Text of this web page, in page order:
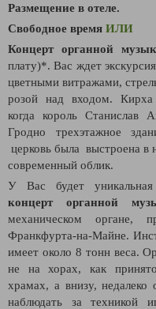
Размещение в отеле.
Свободное время ИЛИ
Концерт органной
плату)*. Вас ждет
цветными витражами,
розой над входом.
когда король Станислав
Гродно трехэтажное
церковь была выстроена в
современный облик.
У Вас будет уникальная
концерт органной
механическом органе,
Франкфурта-на-Майне.
имеет около 8 тонн веса.
не на хорах, как
храмах, а внизу, недалеко
наблюдать за техникой